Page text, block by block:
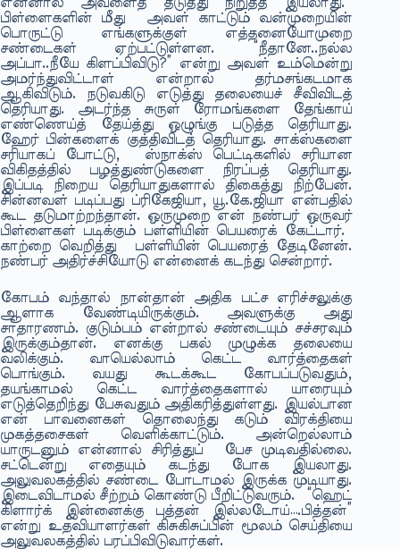
பிள்ளைகளின் மீது அவள் காட்டும் வன்முறையின்
பொருட்டு எங்களுக்குள் எத்தனையோமுறை
சண்டைகள் ஏற்பட்டுள்ளன. “நீதானே..நல்ல
அப்பா..நீயே கிளப்பிவிடு?” என்று அவள் உம்மென்று
அமர்ந்துவிட்டாள் என்றால் தர்மசங்கடமாக
ஆகிவிடும். நடுவகிடு எடுத்து தலையைச் சீவிவிடத்
தெரியாது. அடர்ந்த சுருள் ரோமங்களை தேங்காய்
எண்ணெய்த் தேய்த்து ஒழுங்கு படுத்த தெரியாது.
ஹேர் பின்களைக் குத்திவிடத் தெரியாது. சாக்ஸ்களை
சரியாகப் போட்டு, ஸ்நாக்ஸ் பெட்டிகளில் சரியான
விகிதத்தில் பழத்துண்டுகளை நிரப்பத் தெரியாது.
இப்படி நிறைய தெரியாதுகளால் திகைத்து நிற்பேன்.
சின்னவள் படிப்பது ப்ரிகேஜியா, யூ.கே.ஜியா என்பதில்
கூட தடுமாற்றந்தான். ஒருமுறை என் நண்பர் ஒருவர்
பிள்ளைகள் படிக்கும் பள்ளியின் பெயரைக் கேட்டார்.
காற்றை வெறித்து பள்ளியின் பெயரைத் தேடினேன்.
நண்பர் அதிர்ச்சியோடு என்னைக் கடந்து சென்றார்.
கோபம் வந்தால் நான்தான் அதிக பட்ச எரிச்சலுக்கு
ஆளாக வேண்டியிருக்கும். அவளுக்கு அது
சாதாரணம். குடும்பம் என்றால் சண்டையும் சச்சரவும்
இருக்கும்தான். எனக்கு பகல் முழுக்க தலையை
வலிக்கும். வாயெல்லாம் கெட்ட வார்த்தைகள்
பொங்கும். வயது கூடக்கூட கோபப்படுவதும்,
தயங்காமல் கெட்ட வார்த்தைகளால் யாரையும்
எடுத்தெறிந்து பேசுவதும் அதிகரித்துள்ளது. இயல்பான
என் பாவனைகள் தொலைந்து கடும் விரக்தியை
முகத்தசைகள் வெளிக்காட்டும். அன்றெல்லாம்
யாருடனும் என்னால் சிரித்துப் பேச முடிவதில்லை.
சட்டென்று எதையும் கடந்து போக இயலாது.
அலுவலகத்தில் சண்டை போடாமல் இருக்க முடியாது.
இடைவிடாமல் சீற்றம் கொண்டு பீறிட்டுவரும். “ஹெட்
கிளார்க் இன்னைக்கு புத்தன் இல்லடோய்….பித்தன்”
என்று உதவியாளர்கள் கிசுகிசுப்பின் மூலம் செய்தியை
அலுவலகத்தில் பரப்பிவிடுவார்கள்.